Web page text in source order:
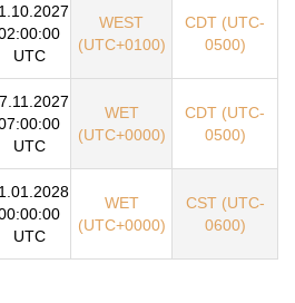
UTC
WEST
(UTC+0100)
CDT (UTC-
0500)
UTC
WET
(UTC+0000)
CDT (UTC-
0500)
UTC
WET
(UTC+0000)
CST (UTC-
0600)